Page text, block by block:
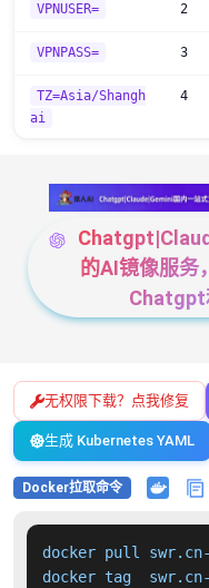
VPNUSER= 2
VPNPASS= 3
TZ=Asia/Shangh
ai
4
的AI镜像服务
Chatgpt
无权限下载？点我修复
生成 Kubernetes YAML
Docker拉取命令
docker pull
docker tag